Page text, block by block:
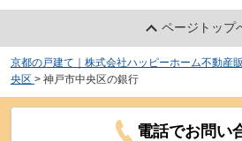
ページトップ
京都の戸建て｜株式会社ハッピーホーム不動産
央区 > 神戸市中央区の銀行
電話でお問い